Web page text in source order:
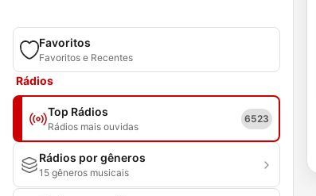
Favoritos
Favoritos e Recentes
Rádios
Top Rádios
Rádios mais ouvidas
6523
Rádios por gêneros
15 gêneros musicais